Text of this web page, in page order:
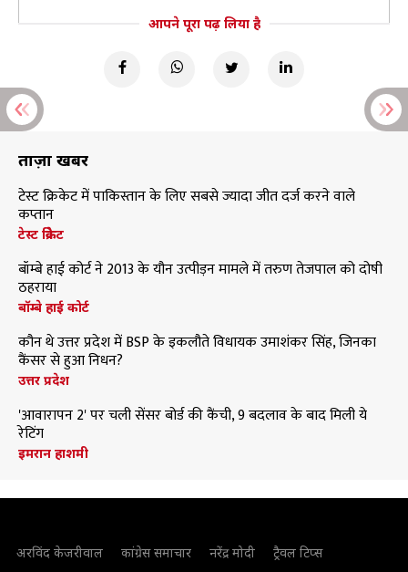
आपने पूरा पढ़ लिया है
ताज़ा खबरें
टेस्ट क्रिकेट में पाकिस्तान के लिए सबसे ज्यादा जीत दर्ज करने वाले
कप्तान
टेस्ट क्रिकेट
बॉम्बे हाई कोर्ट ने 2013 के यौन उत्पीड़न मामले में तरुण तेजपाल को दोषी
ठहराया
बॉम्बे हाई कोर्ट
कौन थे उत्तर प्रदेश में BSP के इकलौते विधायक उमाशंकर सिंह, जिनका
कैंसर से हुआ निधन?
उत्तर प्रदेश
'आवारापन 2' पर चली सेंसर बोर्ड की कैंची, 9 बदलाव के बाद मिली ये
रेटिंग
इमरान हाशमी
अरविंद केजरीवाल कांग्रेस समाचार नरेंद्र मोदी ट्रैवल टिप्स